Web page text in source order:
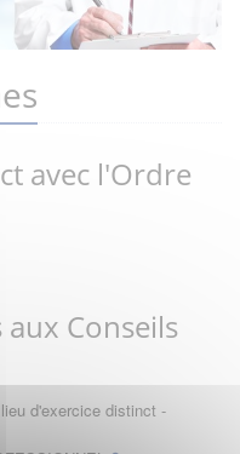
avec l'Ordre
Conseils
d'exercice distinct -